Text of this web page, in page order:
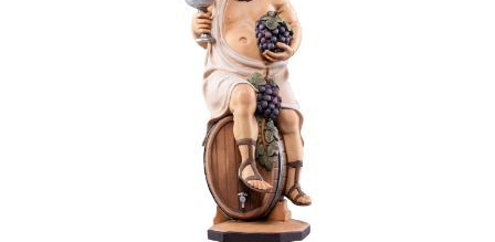
Gärtnerin
Hinzugefügt zum
Warenkorb